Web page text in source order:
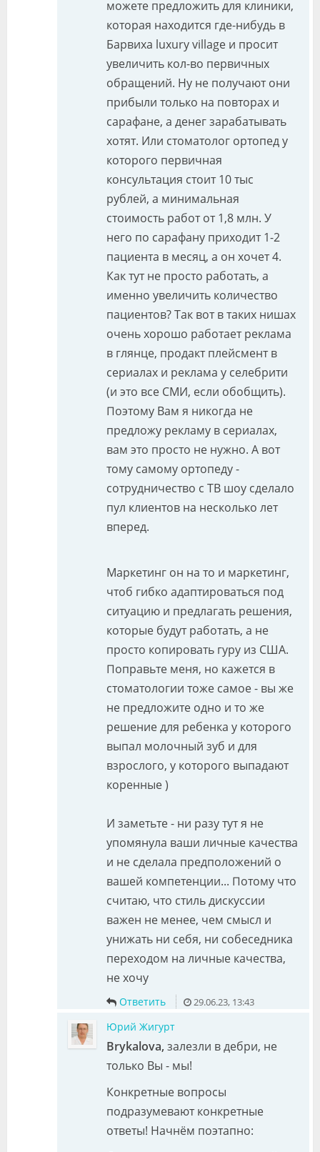
можете предложить для клиники,
которая находится где-нибудь в
Барвиха luxury village и просит
увеличить кол-во первичных
обращений. Ну не получают они
прибыли только на повторах и
сарафане, а денег зарабатывать
хотят. Или стоматолог ортопед у
которого первичная
консультация стоит 10 тыс
рублей, а минимальная
стоимость работ от 1,8 млн. У
него по сарафану приходит 1-2
пациента в месяц, а он хочет 4.
Как тут не просто работать, а
именно увеличить количество
пациентов? Так вот в таких нишах
очень хорошо работает реклама
в глянце, продакт плейсмент в
сериалах и реклама у селебрити
(и это все СМИ, если обобщить).
Поэтому Вам я никогда не
предложу рекламу в сериалах,
вам это просто не нужно. А вот
тому самому ортопеду -
сотрудничество с ТВ шоу сделало
пул клиентов на несколько лет
вперед.
Маркетинг он на то и маркетинг,
чтоб гибко адаптироваться под
ситуацию и предлагать решения,
которые будут работать, а не
просто копировать гуру из США.
Поправьте меня, но кажется в
стоматологии тоже самое - вы же
не предложите одно и то же
решение для ребенка у которого
выпал молочный зуб и для
взрослого, у которого выпадают
коренные )
И заметьте - ни разу тут я не
упомянула ваши личные качества
и не сделала предположений о
вашей компетенции... Потому что
считаю, что стиль дискуссии
важен не менее, чем смысл и
унижать ни себя, ни собеседника
переходом на личные качества,
не хочу
Ответить 29.06.23, 13:43
Юрий Жигурт
Brykalova, залезли в дебри, не
только Вы - мы!
Конкретные вопросы
подразумевают конкретные
ответы! Начнём поэтапно: